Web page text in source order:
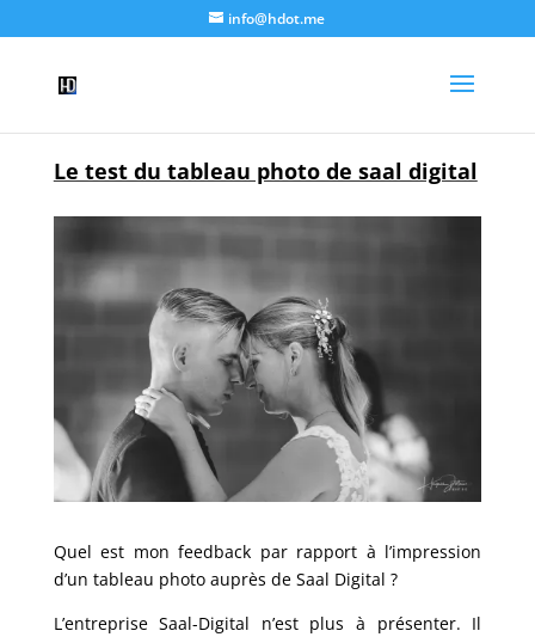
info@hdot.me
Le test du tableau photo de saal digital
Quel est mon feedback par rapport à l’impression
d’un tableau photo auprès de Saal Digital ?
L’entreprise Saal-Digital n’est plus à présenter. Il